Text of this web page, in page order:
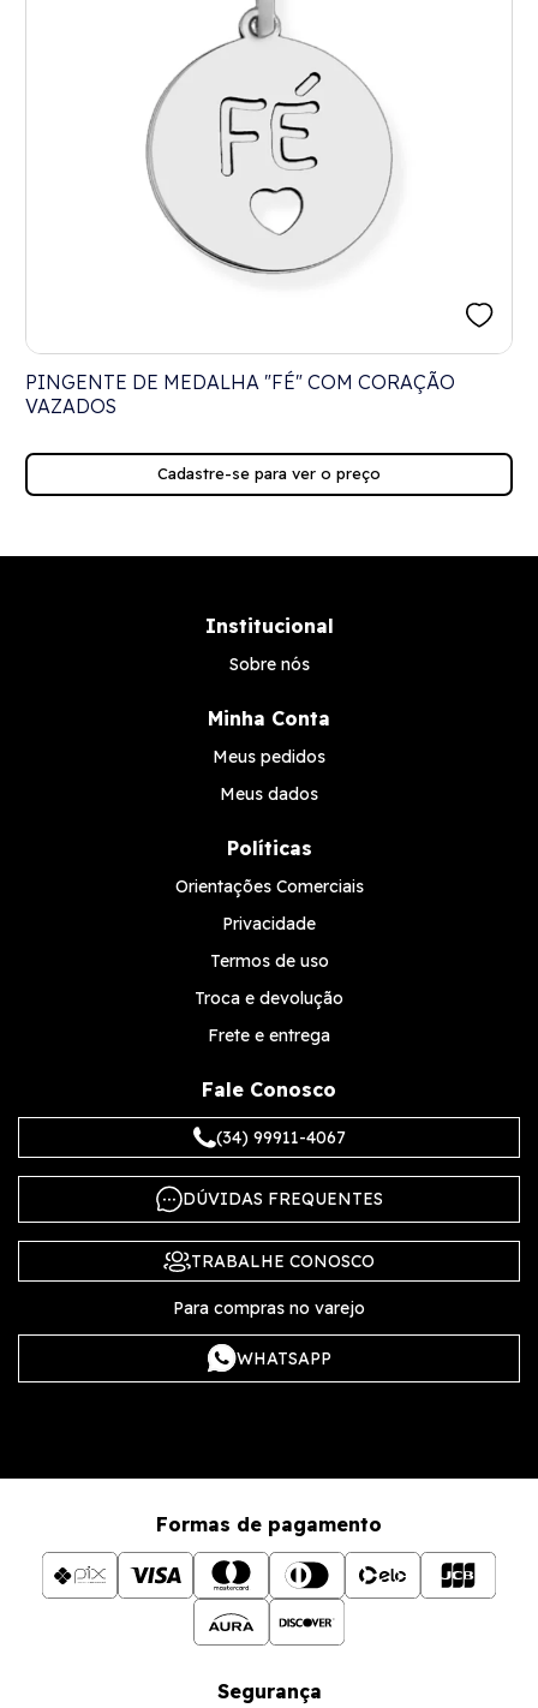
PINGENTE DE MEDALHA "FÉ" COM CORAÇÃO
VAZADOS
Cadastre-se para ver o preço
Institucional
Sobre nós
Minha Conta
Meus pedidos
Meus dados
Políticas
Orientações Comerciais
Privacidade
Termos de uso
Troca e devolução
Frete e entrega
Fale Conosco
(34) 99911-4067
DÚVIDAS FREQUENTES
TRABALHE CONOSCO
Para compras no varejo
WHATSAPP
Formas de pagamento
Segurança